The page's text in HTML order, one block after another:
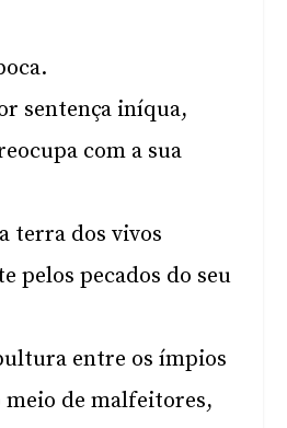
sentença iníqua,
com a sua
terra dos vivos
pelos pecados do seu
entre os ímpios
de malfeitores,